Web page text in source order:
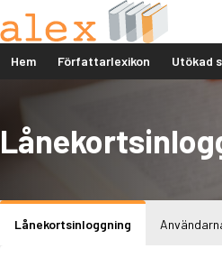
Hem Författarlexikon Utökad
Lånekortsinloggning